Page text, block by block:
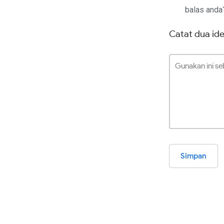
balas
Catat dua
Simpan